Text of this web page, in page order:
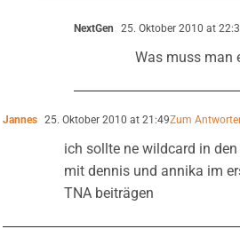
NextGen 25. Oktober 2010 at
Was muss man
Jannes 25. Oktober 2010 at 21:49Zum
ich sollte ne wildcard in
mit dennis und annika im
TNA beiträgen